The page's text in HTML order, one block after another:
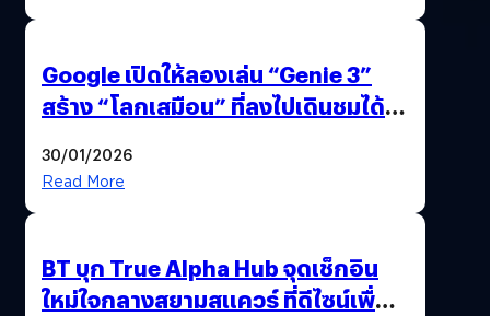
Google เปิดให้ลองเล่น “Genie 3”
สร้าง “โลกเสมือน” ที่ลงไปเดินชมได้
30/01/2026
Read More
BT บุก True Alpha Hub จุดเช็กอิน
ใหม่ใจกลางสยามสแควร์ ที่ดีไซน์เพื่อ